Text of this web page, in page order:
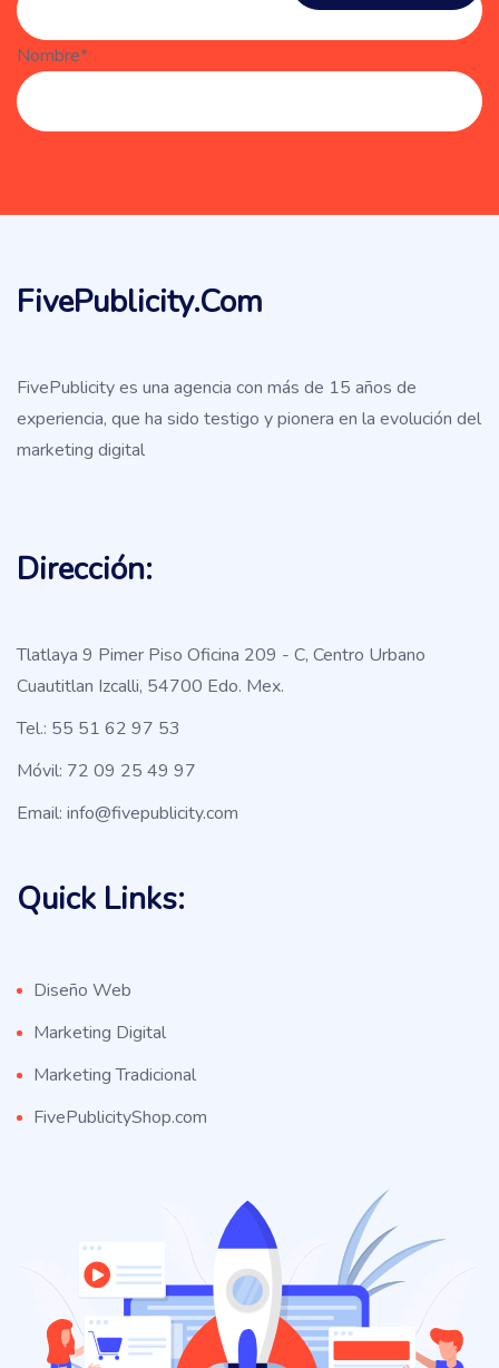
Nombre*
FivePublicity.com
FivePublicity es una agencia con más de 15 años de
experiencia, que ha sido testigo y pionera en la evolución del
marketing digital
Dirección:
Tlatlaya 9 Pimer Piso Oficina 209 - C, Centro Urbano
Cuautitlan Izcalli, 54700 Edo. Mex.
Tel.: 55 51 62 97 53
Móvil: 72 09 25 49 97
Email: info@fivepublicity.com
Quick Links:
Diseño Web
Marketing Digital
Marketing Tradicional
FivePublicityShop.com